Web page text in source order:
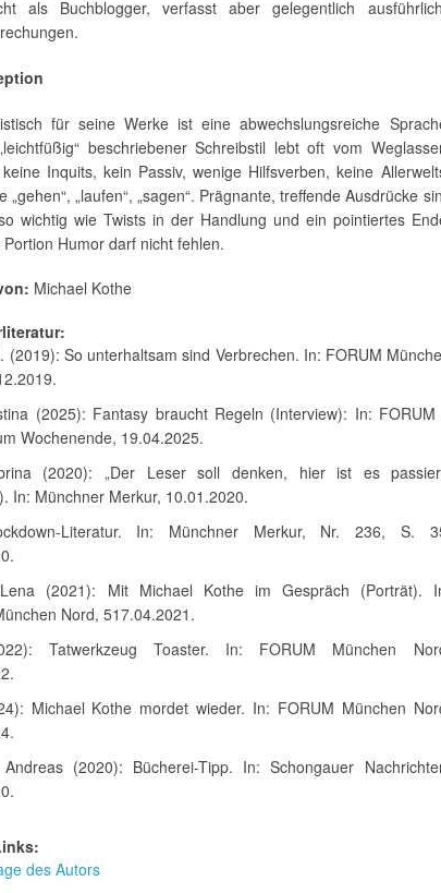
als Buchblogger, verfasst aber gelegentlich
für seine Werke ist eine abwechslungsreiche
beschriebener Schreibstil lebt oft vom
Inquits, kein Passiv, wenige Hilfsverben, keine
„gehen“, „laufen“, „sagen“. Prägnante, treffende Ausdrücke
wichtig wie Twists in der Handlung und ein pointiertes
Humor darf nicht fehlen.
Michael Kothe
(2019): So unterhaltsam sind Verbrechen. In: FORUM
(2025): Fantasy braucht Regeln (Interview): In: FORUM
Wochenende, 19.04.2025.
(2020): „Der Leser soll denken, hier ist es
In: Münchner Merkur, 10.01.2020.
Literatur. In: Münchner Merkur, Nr. 236, S.
(2021): Mit Michael Kothe im Gespräch (Porträt).
Nord, 517.04.2021.
Tatwerkzeug Toaster. In: FORUM München
Michael Kothe mordet wieder. In: FORUM München
Andreas (2020): Bücherei-Tipp. In: Schongauer
des Autors